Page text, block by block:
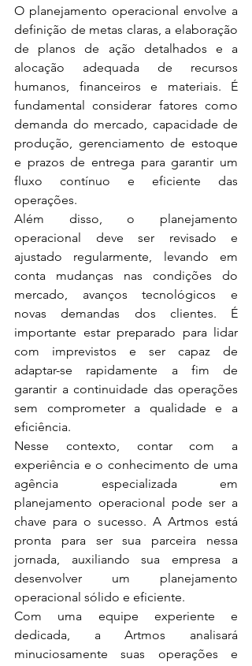
O planejamento operacional envolve a
definição de metas claras, a elaboração
de planos de ação detalhados e a
alocação adequada de recursos
humanos, financeiros e materiais. É
fundamental considerar fatores como
demanda do mercado, capacidade de
produção, gerenciamento de estoque
e prazos de entrega para garantir um
fluxo contínuo e eficiente das
operações.
Além disso, o planejamento
operacional deve ser revisado e
ajustado regularmente, levando em
conta mudanças nas condições do
mercado, avanços tecnológicos e
novas demandas dos clientes. É
importante estar preparado para lidar
com imprevistos e ser capaz de
adaptar-se rapidamente a fim de
garantir a continuidade das operações
sem comprometer a qualidade e a
eficiência.
Nesse contexto, contar com a
experiência e o conhecimento de uma
agência especializada em
planejamento operacional pode ser a
chave para o sucesso. A Artmos está
pronta para ser sua parceira nessa
jornada, auxiliando sua empresa a
desenvolver um planejamento
operacional sólido e eficiente.
Com uma equipe experiente e
dedicada, a Artmos analisará
minuciosamente suas operações e